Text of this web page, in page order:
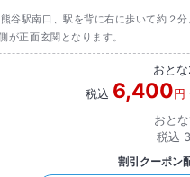
熊谷駅南口、駅を背に右に歩いて約２
が正面玄関となります。
おとな
税込 6,400円
おと
税込
割引クーポン